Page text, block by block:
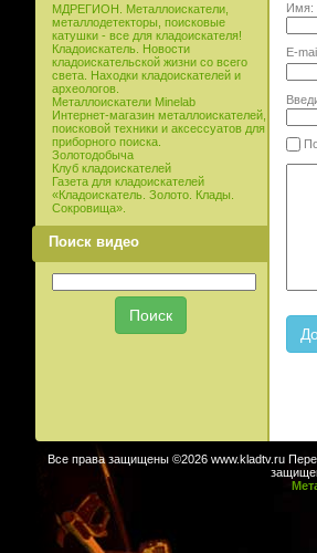
МДРЕГИОН. Металлоискатели,
металлодетекторы, поисковые
катушки - все для кладоискателя!
Кладоискатель. Новости
кладоискательской жизни со всего
света. Находки кладоискателей и
археологов.
Металлоискатели Minelab
Интернет-магазин металлоискателей,
поисковой техники и аксессуатов для
приборного поиска.
Золотодобыча
Клуб кладоискателей
Газета для кладоискателей
«Кладоискатель. Золото. Клады.
Сокровища».
Поиск видео
Имя:
E-
Все права защищены ©2026 www.kladtv.ru